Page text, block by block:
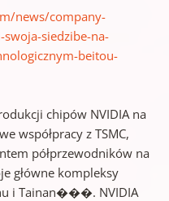
news/company-
siedzibe-na-
beitou-
chipów NVIDIA na
współpracy z TSMC,
półprzewodników na
główne kompleksy
i Tainan���. NVIDIA